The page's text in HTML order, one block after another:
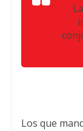
Los que